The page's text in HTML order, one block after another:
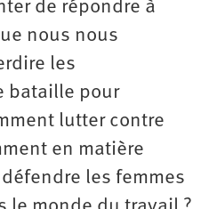
de répondre à
nous nous
les
bataille pour
lutter contre
en matière
les femmes